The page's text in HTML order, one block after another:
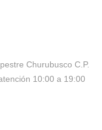
Churubusco C.P.
10:00 a 19:00